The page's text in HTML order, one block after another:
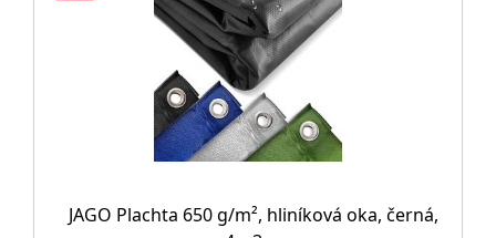
JAGO Plachta 650 g/m², hliníková oka, černá,